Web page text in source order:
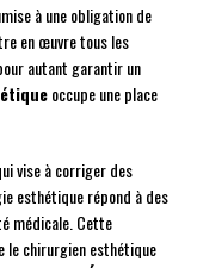
à une obligation de
en œuvre tous les
autant garantir un
occupe une place
vise à corriger des
esthétique répond à des
médicale. Cette
le chirurgien esthétique